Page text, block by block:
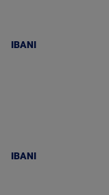
IBANI
IBANI